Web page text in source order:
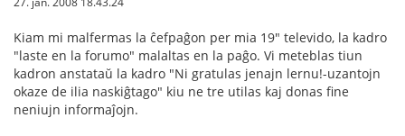
Kiam mi malfermas la ĉefpaĝon per mia 19" televido, la kadro
"laste en la forumo" malaltas en la paĝo. Vi meteblas tiun
kadron anstataŭ la kadro "Ni gratulas jenajn lernu!-uzantojn
okaze de ilia naskiĝtago" kiu ne tre utilas kaj donas fine
neniujn informaĵojn.